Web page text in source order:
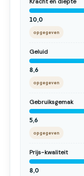
Kracht en diepte
10,0
opgegeven
Geluid
8,6
opgegeven
Gebruiksgemak
5,6
opgegeven
Prijs-kwaliteit
8,0